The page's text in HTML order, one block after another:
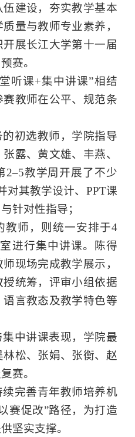
建设，夯实教学基本
量与教师专业素养，
展长江大学第十一届
赛。
听课+集中讲课”相结
教师在公平、规范条
初选教师，学院指导
露、黄文雄、丰燕、
2–5教学周开展了不少
对其教学设计、PPT课
针对性指导；
教师，则统一安排于4
进行集中讲课。陈得
现场完成教学展示，
统筹，评审小组依据
语言教态及教学特色等
中讲课表现，学院最
松、张娟、张衡、赵
赛。
完善青年教师培养机
赛促改”路径，为打造
坚实支撑。